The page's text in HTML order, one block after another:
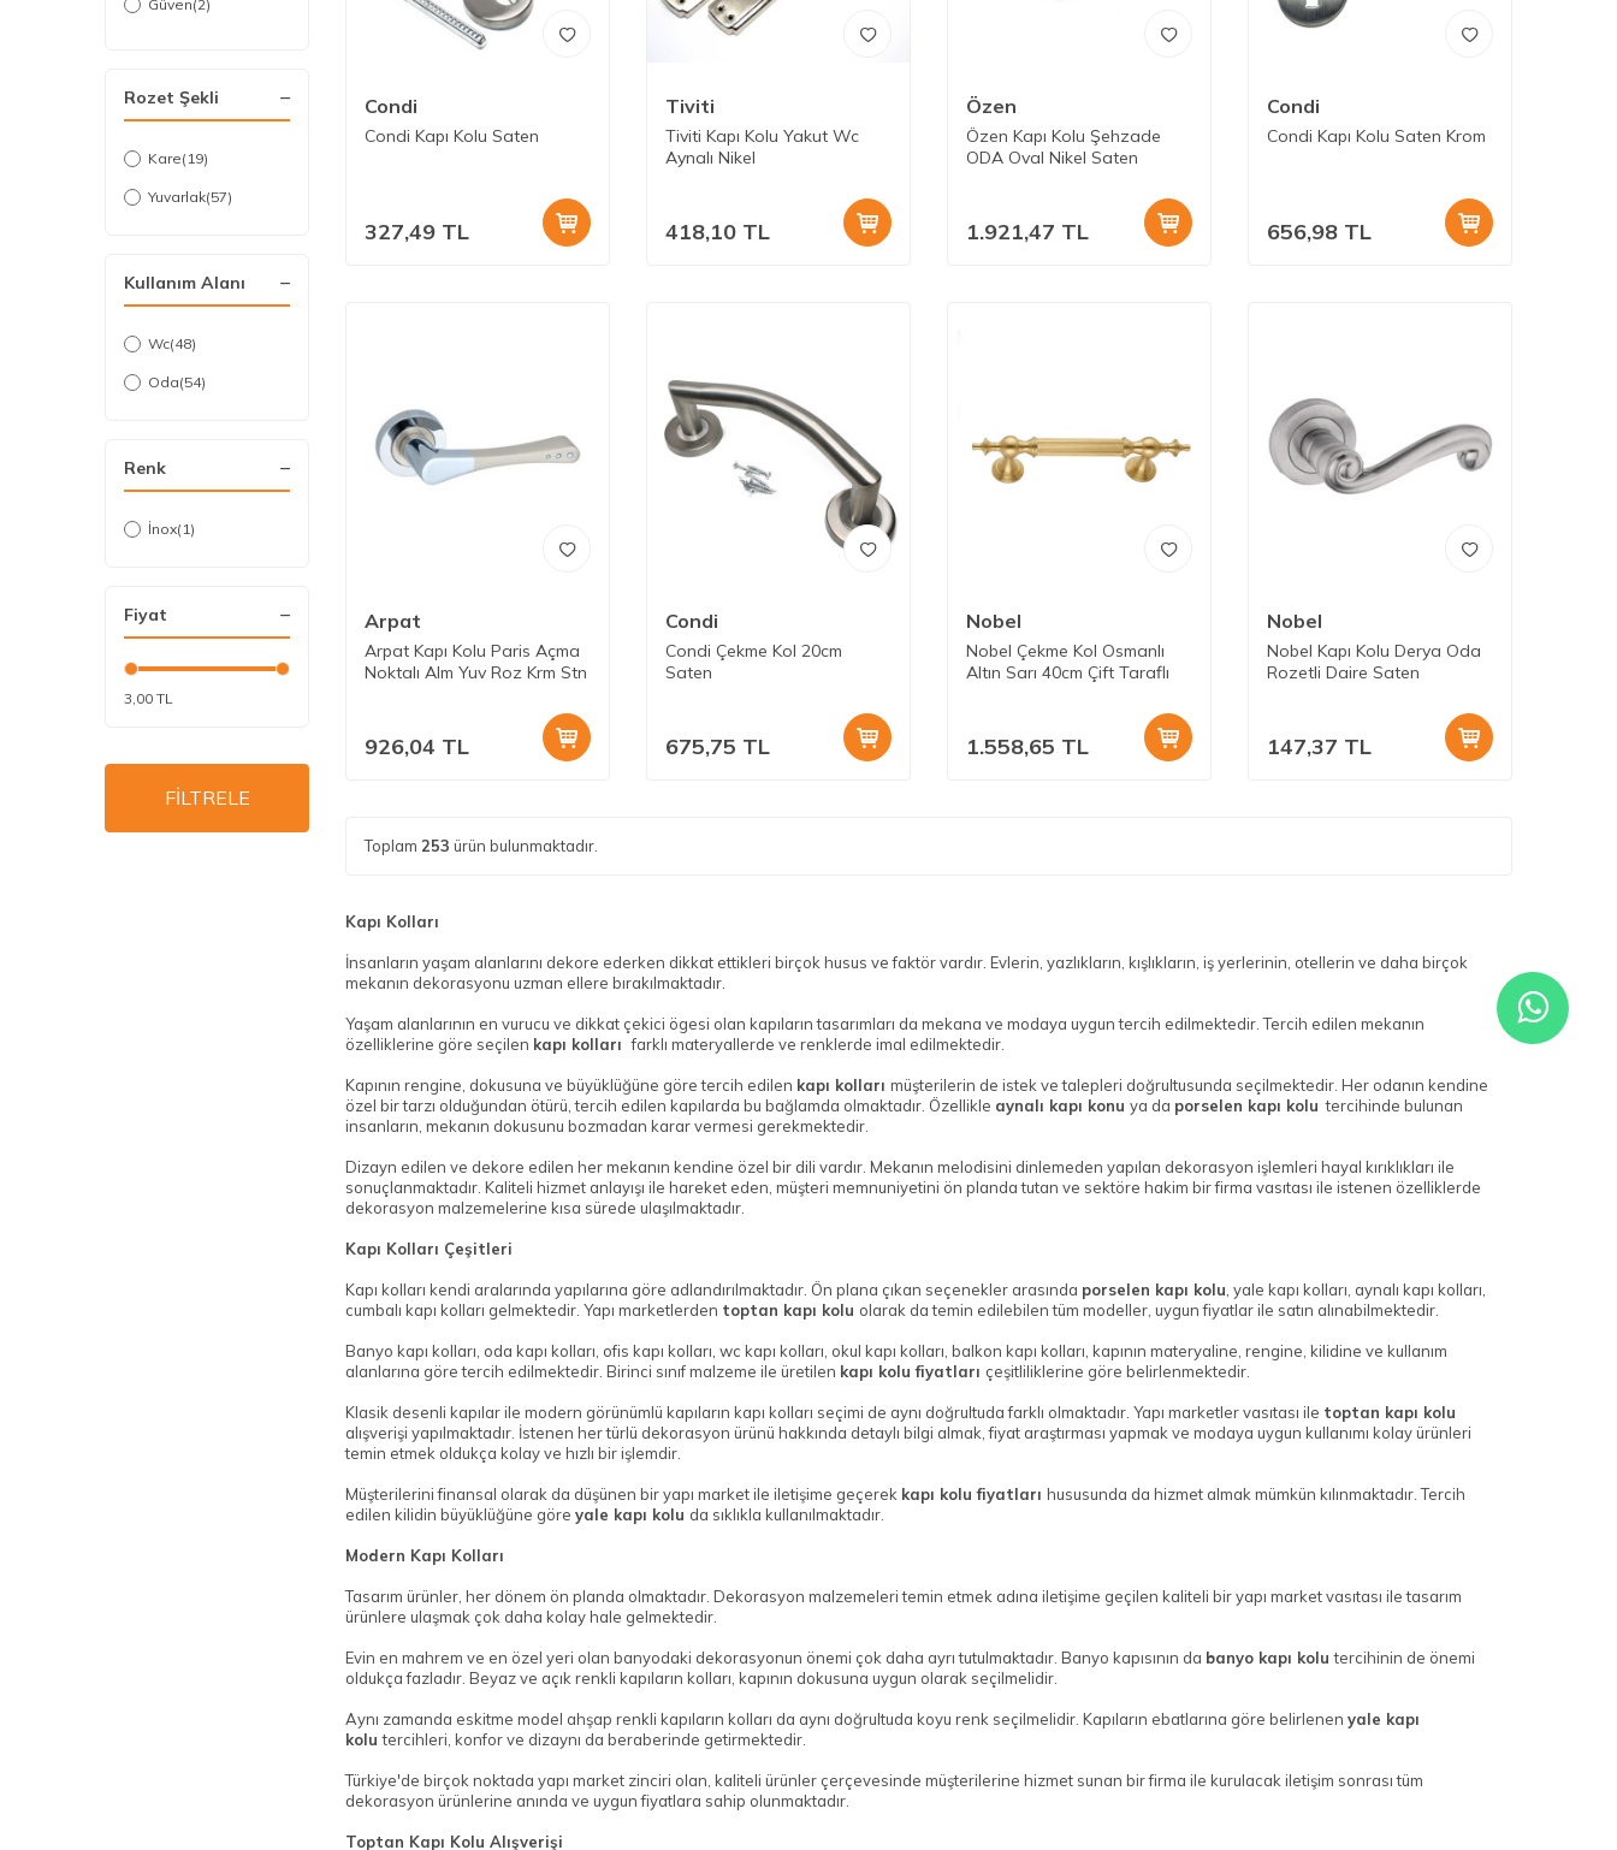
Güven(2)
Özen(30)
Tiviti(79)
Vodaseal(2)
Rozet Şekli
Kare(19)
Yuvarlak(57)
Kullanım Alanı
Wc(48)
Oda(54)
Renk
İnox(1)
Fiyat
3,00 TL
FİLTRELE
Condi
Condi Kapı Kolu Saten
327,49 TL
Tiviti
Tiviti Kapı Kolu Yakut Wc
Aynalı Nikel
418,10 TL
Özen
Özen Kapı Kolu Şehzade
ODA Oval Nikel Saten
1.921,47 TL
Condi
Condi Kapı Kolu Saten Krom
656,98 TL
Arpat
Arpat Kapı Kolu Paris Açma
Noktalı Alm Yuv Roz Krm Stn
926,04 TL
Condi
Condi Çekme Kol 20cm
Saten
675,75 TL
Nobel
Nobel Çekme Kol Osmanlı
Altın Sarı 40cm Çift Taraflı
1.558,65 TL
Nobel
Nobel Kapı Kolu Derya Oda
Rozetli Daire Saten
147,37 TL
Toplam 253 ürün bulunmaktadır.
Kapı Kolları
İnsanların yaşam alanlarını dekore ederken dikkat ettikleri birçok husus ve faktör vardır. Evlerin, yazlıkların, kışlıkların, iş yerlerinin, otellerin ve daha birçok
mekanın dekorasyonu uzman ellere bırakılmaktadır.
Yaşam alanlarının en vurucu ve dikkat çekici ögesi olan kapıların tasarımları da mekana ve modaya uygun tercih edilmektedir. Tercih edilen mekanın
özelliklerine göre seçilen kapı kollarıfarklı materyallerde ve renklerde imal edilmektedir.
Kapının rengine, dokusuna ve büyüklüğüne göre tercih edilen kapı kolları müşterilerin de istek ve talepleri doğrultusunda seçilmektedir. Her odanın kendine
özel bir tarzı olduğundan ötürü, tercih edilen kapılarda bu bağlamda olmaktadır. Özellikle aynalı kapı konu ya da porselen kapı kolu tercihinde bulunan
insanların, mekanın dokusunu bozmadan karar vermesi gerekmektedir.
Dizayn edilen ve dekore edilen her mekanın kendine özel bir dili vardır. Mekanın melodisini dinlemeden yapılan dekorasyon işlemleri hayal kırıklıkları ile
sonuçlanmaktadır. Kaliteli hizmet anlayışı ile hareket eden, müşteri memnuniyetini ön planda tutan ve sektöre hakim bir firma vasıtası ile istenen özelliklerde
dekorasyon malzemelerine kısa sürede ulaşılmaktadır.
Kapı Kolları Çeşitleri
Kapı kolları kendi aralarında yapılarına göre adlandırılmaktadır. Ön plana çıkan seçenekler arasında porselen kapı kolu, yale kapı kolları, aynalı kapı kolları,
cumbalı kapı kolları gelmektedir. Yapı marketlerden toptan kapı kolu olarak da temin edilebilen tüm modeller, uygun fiyatlar ile satın alınabilmektedir.
Banyo kapı kolları, oda kapı kolları, ofis kapı kolları, wc kapı kolları, okul kapı kolları, balkon kapı kolları, kapının materyaline, rengine, kilidine ve kullanım
alanlarına göre tercih edilmektedir. Birinci sınıf malzeme ile üretilen kapı kolu fiyatları çeşitliliklerine göre belirlenmektedir.
Klasik desenli kapılar ile modern görünümlü kapıların kapı kolları seçimi de aynı doğrultuda farklı olmaktadır. Yapı marketler vasıtası ile toptan kapı kolu
alışverişi yapılmaktadır. İstenen her türlü dekorasyon ürünü hakkında detaylı bilgi almak, fiyat araştırması yapmak ve modaya uygun kullanımı kolay ürünleri
temin etmek oldukça kolay ve hızlı bir işlemdir.
Müşterilerini finansal olarak da düşünen bir yapı market ile iletişime geçerek kapı kolu fiyatları hususunda da hizmet almak mümkün kılınmaktadır. Tercih
edilen kilidin büyüklüğüne göre yale kapı kolu da sıklıkla kullanılmaktadır.
Modern Kapı Kolları
Tasarım ürünler, her dönem ön planda olmaktadır. Dekorasyon malzemeleri temin etmek adına iletişime geçilen kaliteli bir yapı market vasıtası ile tasarım
ürünlere ulaşmak çok daha kolay hale gelmektedir.
Evin en mahrem ve en özel yeri olan banyodaki dekorasyonun önemi çok daha ayrı tutulmaktadır. Banyo kapısının da banyo kapı kolutercihinin de önemi
oldukça fazladır. Beyaz ve açık renkli kapıların kolları, kapının dokusuna uygun olarak seçilmelidir.
Aynı zamanda eskitme model ahşap renkli kapıların kolları da aynı doğrultuda koyu renk seçilmelidir. Kapıların ebatlarına göre belirlenen yale kapı
kolutercihleri, konfor ve dizaynı da beraberinde getirmektedir.
Türkiye'de birçok noktada yapı market zinciri olan, kaliteli ürünler çerçevesinde müşterilerine hizmet sunan bir firma ile kurulacak iletişim sonrası tüm
dekorasyon ürünlerine anında ve uygun fiyatlara sahip olunmaktadır.
Toptan Kapı Kolu Alışverişi